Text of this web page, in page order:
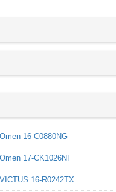
Omen 16-C0880NG
Omen 17-CK1026NF
VICTUS 16-R0242TX